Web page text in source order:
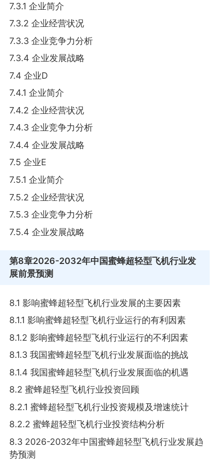
7.3.1 企业简介
7.3.2 企业经营状况
7.3.3 企业竞争力分析
7.3.4 企业发展战略
7.4 企业D
7.4.1 企业简介
7.4.2 企业经营状况
7.4.3 企业竞争力分析
7.4.4 企业发展战略
7.5 企业E
7.5.1 企业简介
7.5.2 企业经营状况
7.5.3 企业竞争力分析
7.5.4 企业发展战略
第8章2026-2032年中国蜜蜂超轻型飞机行业发
展前景预测
8.1 影响蜜蜂超轻型飞机行业发展的主要因素
8.1.1 影响蜜蜂超轻型飞机行业运行的有利因素
8.1.2 影响蜜蜂超轻型飞机行业运行的不利因素
8.1.3 我国蜜蜂超轻型飞机行业发展面临的挑战
8.1.4 我国蜜蜂超轻型飞机行业发展面临的机遇
8.2 蜜蜂超轻型飞机行业投资回顾
8.2.1 蜜蜂超轻型飞机行业投资规模及增速统计
8.2.2 蜜蜂超轻型飞机行业投资结构分析
8.3 2026-2032年中国蜜蜂超轻型飞机行业发展趋
势预测